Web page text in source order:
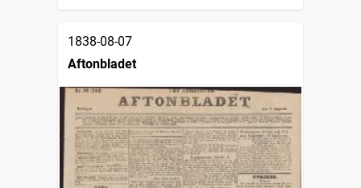
1838-08-07
Aftonbladet